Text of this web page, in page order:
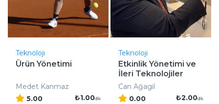
Teknoloji
Ürün Yönetimi
Medet Kanmaz
5.00
₺1.00dk
Teknoloji
Etkinlik Yönetimi ve
İleri Teknolojiler
Can Ağagil
0.00
₺2.00dk